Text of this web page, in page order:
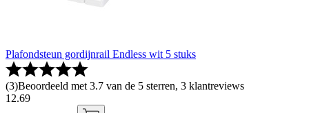
Plafondsteun gordijnrail Endless wit 5 stuks
(3)Beoordeeld met 3.7 van de 5 sterren, 3 klantreviews
12.69